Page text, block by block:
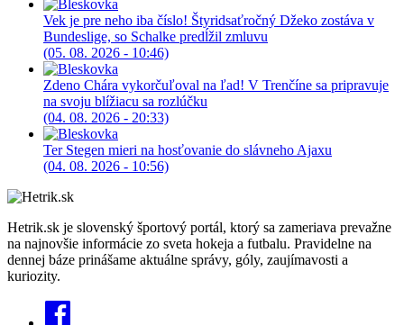
Vek je pre neho iba číslo! Štyridsaťročný Džeko zostáva v
Bundeslige, so Schalke predĺžil zmluvu
(05. 08. 2026 - 10:46)
Zdeno Chára vykorčuľoval na ľad! V Trenčíne sa pripravuje
na svoju blížiacu sa rozlúčku
(04. 08. 2026 - 20:33)
Ter Stegen mieri na hosťovanie do slávneho Ajaxu
(04. 08. 2026 - 10:56)
Hetrik.sk je slovenský športový portál, ktorý sa zameriava prevažne
na najnovšie informácie zo sveta hokeja a futbalu. Pravidelne na
dennej báze prinášame aktuálne správy, góly, zaujímavosti a
kuriozity.